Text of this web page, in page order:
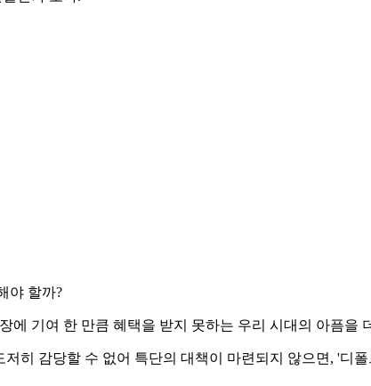
야 할까?
기여 한 만큼 혜택을 받지 못하는 우리 시대의 아픔을
히 감당할 수 없어 특단의 대책이 마련되지 않으면, '디